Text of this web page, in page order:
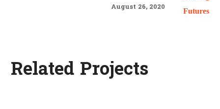
August 26, 2020
Related Projects
Life Better
#EDUCATION